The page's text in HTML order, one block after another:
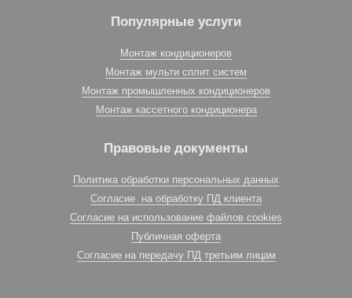
Популярные услуги
Монтаж кондиционеров
Монтаж мульти сплит систем
Монтаж промышленных кондиционеров
Монтаж кассетного кондиционера
Правовые документы
Политика обработки персональных данных
Согласие на обработку ПД клиента
Согласие на использование файлов cookies
Публичная оферта
Согласие на передачу ПД третьим лицам